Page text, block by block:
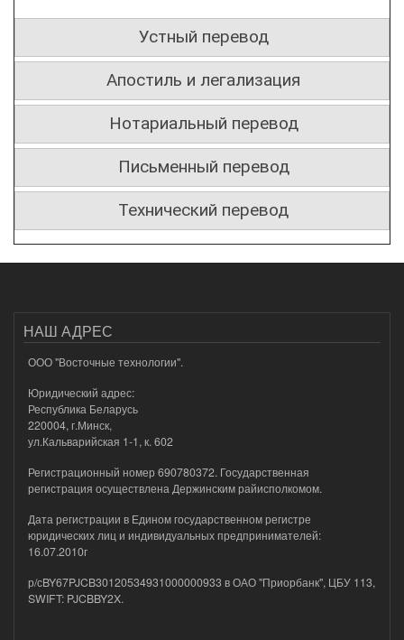
Устный перевод
Апостиль и легализация
Нотариальный перевод
Письменный перевод
Технический перевод
НАШ АДРЕС
ООО "Восточные технологии".
Юридический адрес:
Республика Беларусь
220004, г.Минск,
ул.Кальварийская 1-1, к. 602
Регистрационный номер 690780372. Государственная
регистрация осуществлена Держинским райисполкомом.
Дата регистрации в Едином государственном регистре
юридических лиц и индивидуальных предпринимателей:
16.07.2010г
р/сBY67PJCB30120534931000000933 в ОАО "Приорбанк", ЦБУ 113,
SWIFT: PJCBBY2X.